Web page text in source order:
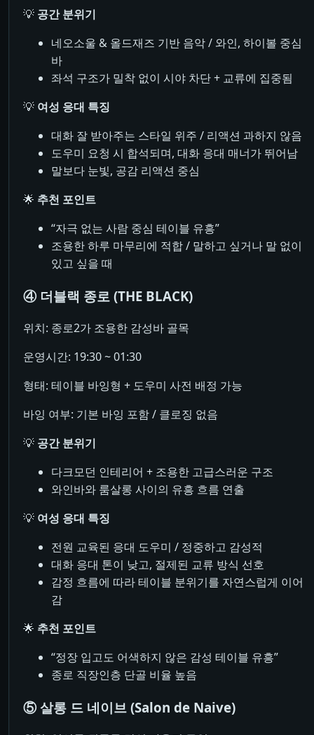
💡 공간 분위기
네오소울 & 올드재즈 기반 음악 / 와인, 하이볼 중심
바
좌석 구조가 밀착 없이 시야 차단 + 교류에 집중됨
💡 여성 응대 특징
대화 잘 받아주는 스타일 위주 / 리액션 과하지 않음
도우미 요청 시 합석되며, 대화 응대 매너가 뛰어남
말보다 눈빛, 공감 리액션 중심
🌟 추천 포인트
“자극 없는 사람 중심 테이블 유흥”
조용한 하루 마무리에 적합 / 말하고 싶거나 말 없이
있고 싶을 때
④ 더블랙 종로 (THE BLACK)
위치: 종로2가 조용한 감성바 골목
운영시간: 19:30 ~ 01:30
형태: 테이블 바잉형 + 도우미 사전 배정 가능
바잉 여부: 기본 바잉 포함 / 클로징 없음
💡 공간 분위기
다크모던 인테리어 + 조용한 고급스러운 구조
와인바와 룸살롱 사이의 유흥 흐름 연출
💡 여성 응대 특징
전원 교육된 응대 도우미 / 정중하고 감성적
대화 응대 톤이 낮고, 절제된 교류 방식 선호
감정 흐름에 따라 테이블 분위기를 자연스럽게 이어
감
🌟 추천 포인트
“정장 입고도 어색하지 않은 감성 테이블 유흥”
종로 직장인층 단골 비율 높음
⑤ 살롱 드 네이브 (Salon de Naive)